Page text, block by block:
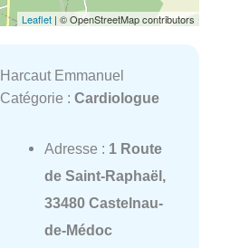
Leaflet | © OpenStreetMap contributors
Harcaut Emmanuel
Catégorie : Cardiologue
Adresse : 1 Route
de Saint-Raphaël,
33480 Castelnau-
de-Médoc